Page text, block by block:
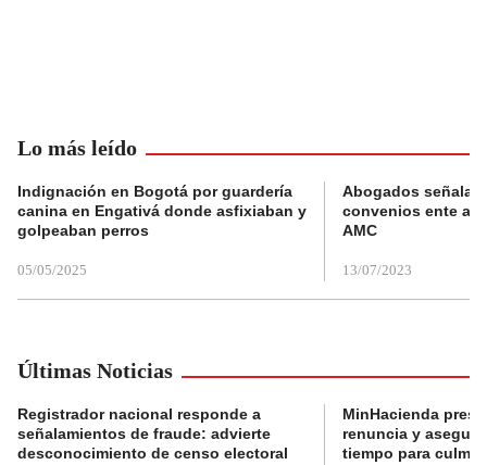
Lo más leído
Indignación en Bogotá por guardería
canina en Engativá donde asfixiaban y
golpeaban perros
05/05/2025
Abogados
convenios ente
AMC
13/07/2023
Últimas Noticias
Registrador nacional responde a
señalamientos de fraude: advierte
desconocimiento de censo electoral
MinHacienda
renuncia y
tiempo para